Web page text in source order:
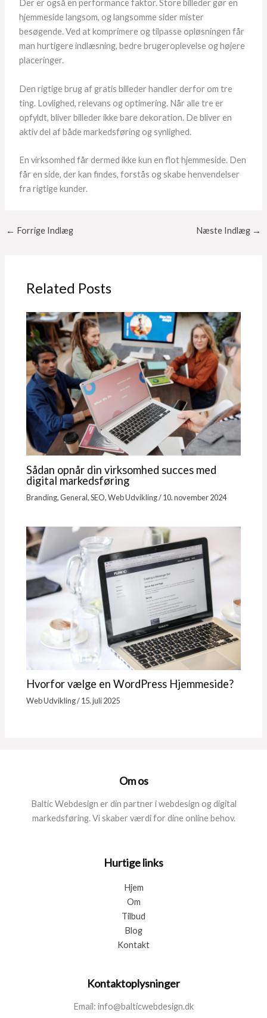
Der er også en performance faktor. Store billeder gør en
hjemmeside langsom, og langsomme sider mister
besøgende. Ved at komprimere og tilpasse opløsningen får
man hurtigere indlæsning, bedre brugeroplevelse og højere
placeringer.
Den rigtige brug af gratis billeder handler derfor om tre
ting. Lovlighed, relevans og optimering. Når alle tre er
opfyldt, bliver billeder ikke bare dekoration. De bliver en
aktiv del af både markedsføring og synlighed.
En virksomhed får dermed ikke kun en flot hjemmeside. Den
får en side, der kan findes, forstås og skabe henvendelser
fra rigtige kunder.
← Forrige Indlæg Næste Indlæg →
Related Posts
Sådan opnår din virksomhed succes med
digital markedsføring
Branding,General,SEO,Web Udvikling/10. november 2024
Hvorfor vælge en WordPress Hjemmeside?
Web Udvikling/15. juli 2025
Om os
Baltic Webdesign er din partner i webdesign og digital
markedsføring. Vi skaber værdi for dine online behov.
Hurtige links
Hjem
Om
Tilbud
Blog
Kontakt
Kontaktoplysninger
Email: info@balticwebdesign.dk